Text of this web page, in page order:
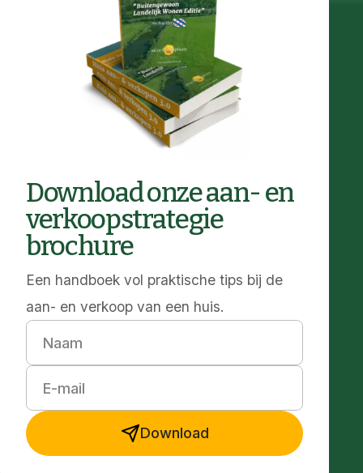
Download onze aan- en
verkoopstrategie
brochure
Een handboek vol praktische tips bij de
aan- en verkoop van een huis.
Naam
E-mail
Download